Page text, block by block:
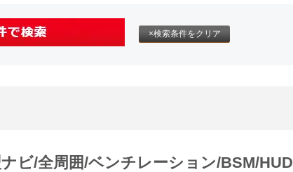
×検索条件をクリア
ビ/全周囲/ベンチレーション/BSM/HUD